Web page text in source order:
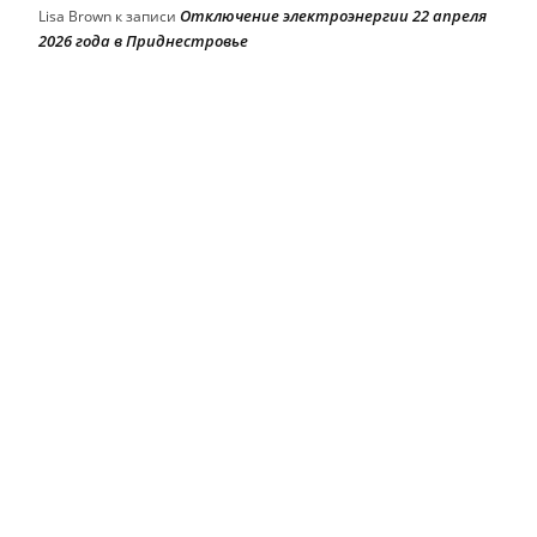
Lisa Brown к записи Отключение электроэнергии 22 апреля
2026 года в Приднестровье